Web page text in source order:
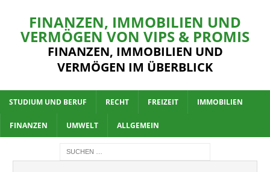
FINANZEN, IMMOBILIEN UND
VERMÖGEN VON VIPS & PROMIS
FINANZEN, IMMOBILIEN UND
VERMÖGEN IM ÜBERBLICK
STUDIUM UND BERUF RECHT FREIZEIT IMMOBILIEN
FINANZEN UMWELT ALLGEMEIN